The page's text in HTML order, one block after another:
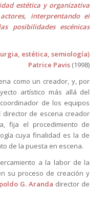
estética y organizativa
interprentando el
posibilidades escénicas
estética, semiología)
Patrice Pavis (1998)
como un creador, y, por
artístico más allá del
de los equipos
de escena creador
fija el procedimiento de
cuya finalidad es la de
de la puesta en escena.
a la labor de la
su proceso de creación y
G. Aranda director de